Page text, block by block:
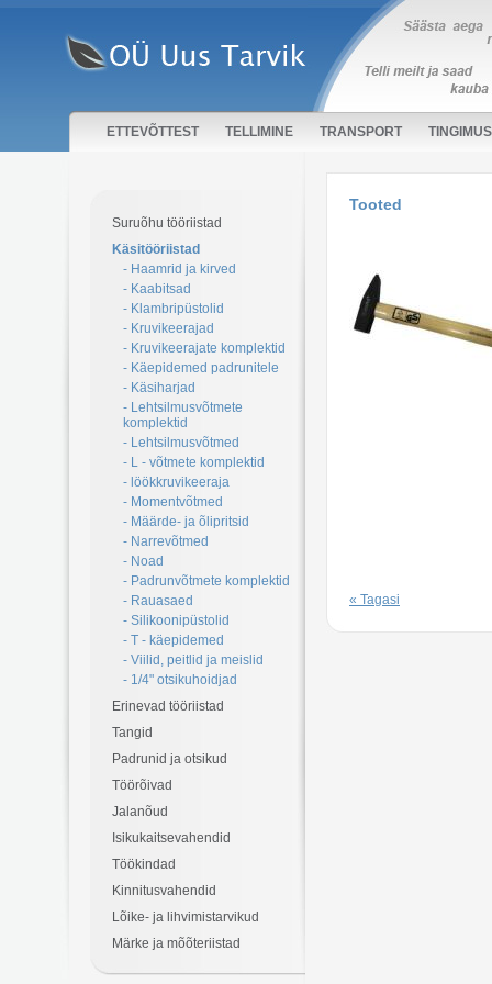
ETTEVÕTTEST TELLIMINE TRANSPORT
Suruõhu tööriistad
Käsitööriistad
- Haamrid ja kirved
- Kaabitsad
- Klambripüstolid
- Kruvikeerajad
- Kruvikeerajate komplektid
- Käepidemed padrunitele
- Käsiharjad
- Lehtsilmusvõtmete
komplektid
- Lehtsilmusvõtmed
- L - võtmete komplektid
- löökkruvikeeraja
- Momentvõtmed
- Määrde- ja õlipritsid
- Narrevõtmed
- Noad
- Padrunvõtmete komplektid
- Rauasaed
- Silikoonipüstolid
- T - käepidemed
- Viilid, peitlid ja meislid
- 1/4" otsikuhoidjad
Erinevad tööriistad
Tangid
Padrunid ja otsikud
Töörõivad
Jalanõud
Isikukaitsevahendid
Töökindad
Kinnitusvahendid
Lõike- ja lihvimistarvikud
Märke ja mõõteriistad
Tooted
« Tagasi